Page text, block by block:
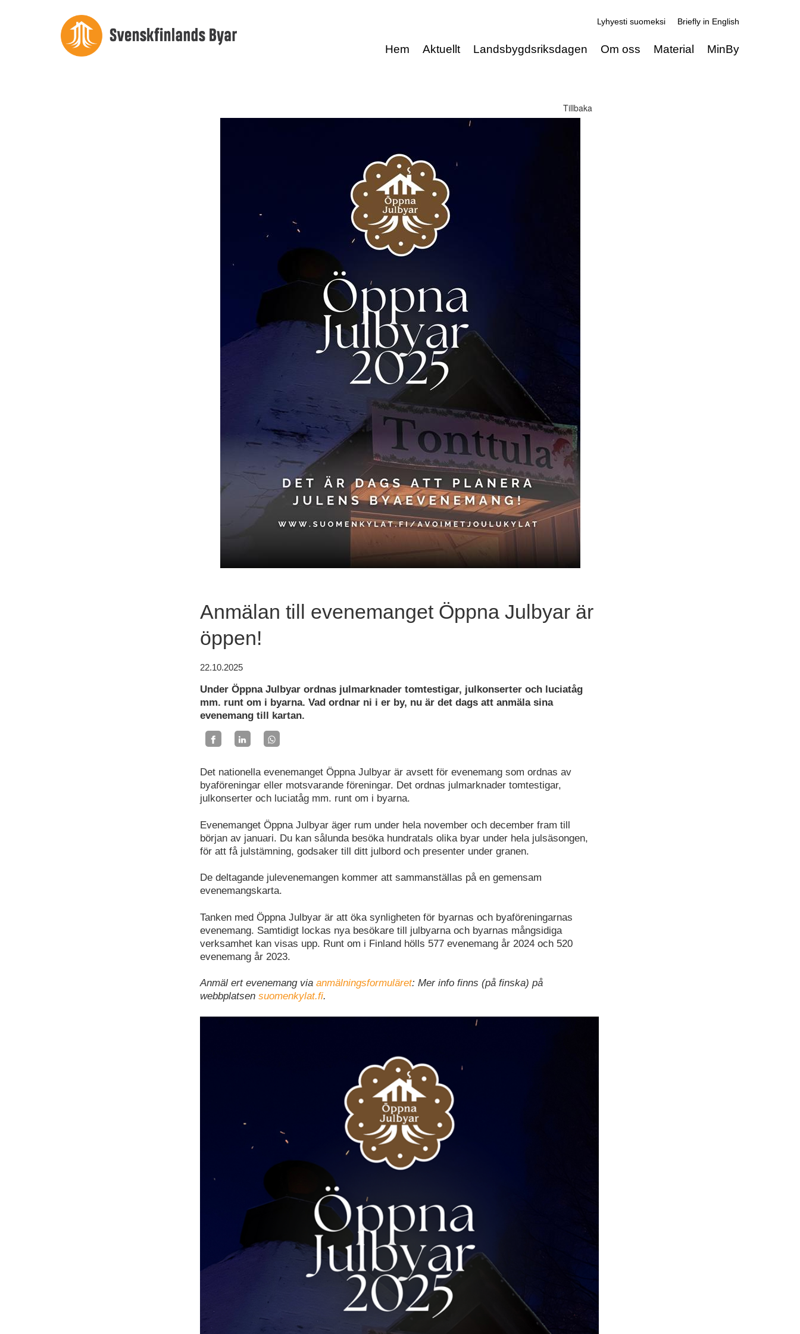
Lyhyesti suomeksi Briefly in English
Hem Aktuellt Landsbygdsriksdagen Om oss Material MinBy
Tillbaka
Anmälan till evenemanget Öppna Julbyar är
öppen!
22.10.2025
Under Öppna Julbyar ordnas julmarknader tomtestigar, julkonserter och luciatåg
mm. runt om i byarna. Vad ordnar ni i er by, nu är det dags att anmäla sina
evenemang till kartan.
Det nationella evenemanget Öppna Julbyar är avsett för evenemang som ordnas av
byaföreningar eller motsvarande föreningar. Det ordnas julmarknader tomtestigar,
julkonserter och luciatåg mm. runt om i byarna.
Evenemanget Öppna Julbyar äger rum under hela november och december fram till
början av januari. Du kan sålunda besöka hundratals olika byar under hela julsäsongen,
för att få julstämning, godsaker till ditt julbord och presenter under granen.
De deltagande julevenemangen kommer att sammanställas på en gemensam
evenemangskarta.
Tanken med Öppna Julbyar är att öka synligheten för byarnas och byaföreningarnas
evenemang. Samtidigt lockas nya besökare till julbyarna och byarnas mångsidiga
verksamhet kan visas upp. Runt om i Finland hölls 577 evenemang år 2024 och 520
evenemang år 2023.
Anmäl ert evenemang via anmälningsformuläret: Mer info finns (på finska) på
webbplatsen suomenkylat.fi.